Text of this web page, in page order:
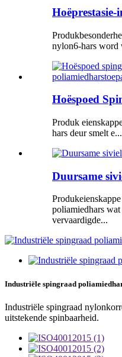
nylon6-hars word
Hoëspoed
Produk
hars deur smelt e...
Duursame
poliamiedhars
vervaardigde...
Industriële spingraad
Industriële spingraad
uitstekende spinbaarheid.